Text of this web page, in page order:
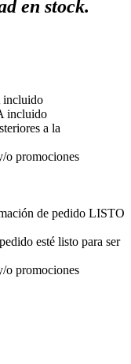
en stock.
incluido
incluido
a la
o promociones
de pedido LISTO
esté listo para ser
o promociones